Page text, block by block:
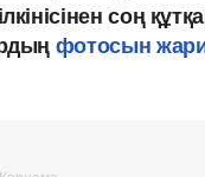
соң
фотосын